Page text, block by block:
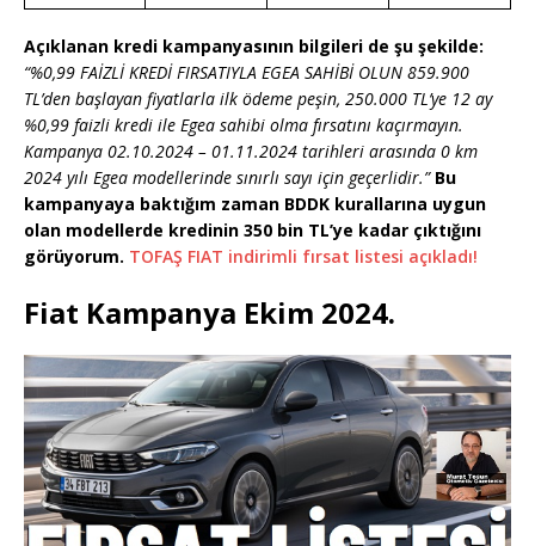
Açıklanan kredi kampanyasının bilgileri de şu şekilde:
“%0,99 FAİZLİ KREDİ FIRSATIYLA EGEA SAHİBİ OLUN 859.900
TL’den başlayan fiyatlarla ilk ödeme peşin, 250.000 TL’ye 12 ay
%0,99 faizli kredi ile Egea sahibi olma fırsatını kaçırmayın.
Kampanya 02.10.2024 – 01.11.2024 tarihleri arasında 0 km
2024 yılı Egea modellerinde sınırlı sayı için geçerlidir.” Bu
kampanyaya baktığım zaman BDDK kurallarına uygun
olan modellerde kredinin 350 bin TL’ye kadar çıktığını
görüyorum. TOFAŞ FIAT indirimli fırsat listesi açıkladı!
Fiat Kampanya Ekim 2024.